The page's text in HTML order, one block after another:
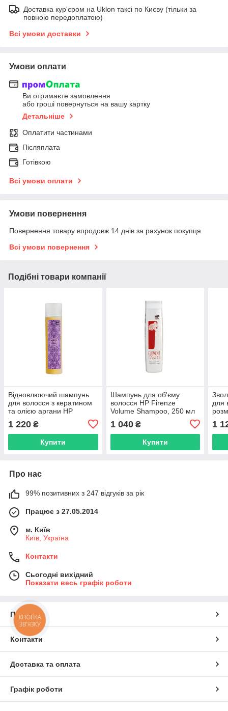
Доставка кур'єром на Uklon таксі по Києву (тільки за
повною передоплатою)
Всі умови доставки
Умови оплати
Ви отримаєте замовлення
або гроші повернуться на вашу картку
Детальніше
Оплатити частинами
Післяплата
Готівкою
Всі умови оплати
Умови повернення
Повернення товару впродовж 14 днів за рахунок покупця
Всі умови повернення
Подібні товари компанії
Відновлюючий шампунь
для волосся з кератином
та олією аргани HP
Shampoo, 250 мл (1122)
1 220 ₴
Купити
Шампунь для об'єму
волосся HP Firenze
Volume Shampoo, 250 мл
1 040₴
Купити
для
мл
1
Про нас
99% позитивних з 247 відгуків за рік
Працює з 27.05.2014
м. Київ
Київ, Україна
Контакти
Сьогодні вихідний
Показати весь графік роботи
Про нас
Контакти
Доставка та оплата
Графік роботи
КНОПКА
ЗВ'ЯЗКУ